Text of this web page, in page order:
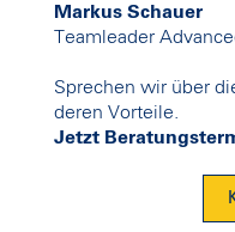
Markus Schauer
Teamleader
Sprechen wir über
deren Vorteile.
Jetzt